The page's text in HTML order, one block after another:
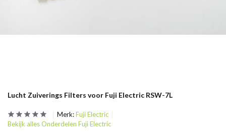
Lucht Zuiverings Filters voor Fuji Electric RSW-7L
Merk:Fuji Electric
Bekijk alles Onderdelen Fuji Electric